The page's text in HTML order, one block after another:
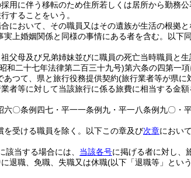
用に伴う移転のため住所若しくは居所から勤務
することをいう。
おいて、その職員又はその遺族が生活の根拠と
実上婚姻関係と同様の事情にある者を含む。以下
母及び兄弟姉妹並びに職員の死亡当時職員と生
和二十七年法律第二百三十九号)第六条の四第一
あつて、県と旅行役務提供契約(旅行業者等が県に
者等に対して当該旅行に係る旅費に相当する金
〇条例四七・平一一条例九・平一八条例九〇・
を受ける職員を除く。以下この章及び次章におい
該当する場合には、 当該各号に掲げる者に対し、
退職、免職、失職又は休職(以下「退職等」とい